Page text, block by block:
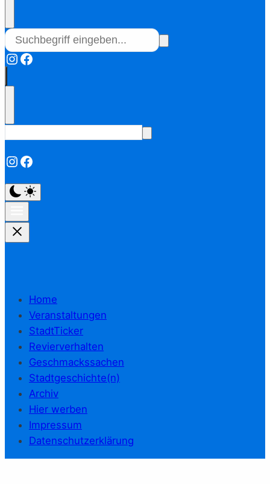
Instagram
Facebook
Instagram
Facebook
Home
Veranstaltungen
StadtTicker
Revierverhalten
Geschmackssachen
Stadtgeschichte(n)
Archiv
Hier werben
Impressum
Datenschutzerklärung